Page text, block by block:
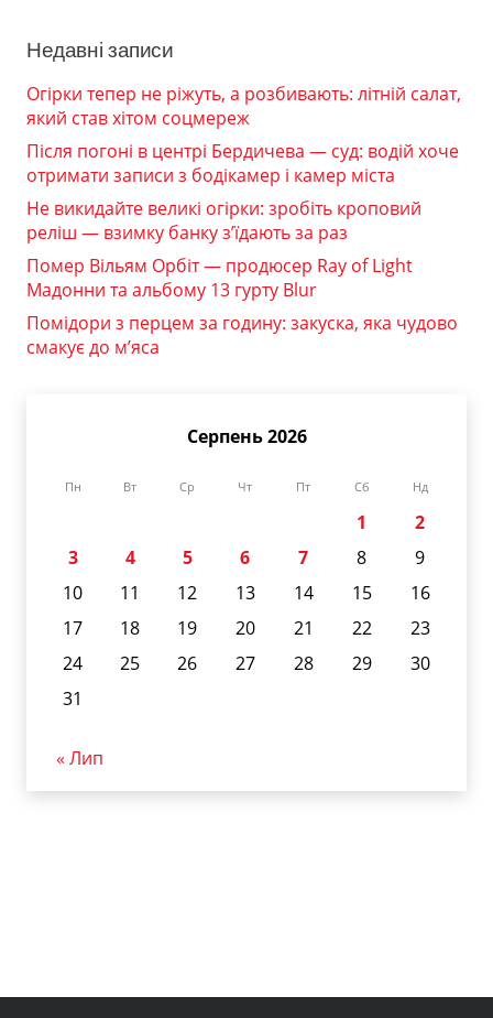
Недавні записи
Огірки тепер не ріжуть, а розбивають: літній салат,
який став хітом соцмереж
Після погоні в центрі Бердичева — суд: водій хоче
отримати записи з бодікамер і камер міста
Не викидайте великі огірки: зробіть кроповий
реліш — взимку банку з’їдають за раз
Помер Вільям Орбіт — продюсер Ray of Light
Мадонни та альбому 13 гурту Blur
Помідори з перцем за годину: закуска, яка чудово
смакує до м’яса
Серпень 2026
Пн Вт Ср Чт Пт Сб Нд
1
2
3
4 5 6 7 8
9
10
11 12 13 14 15
16
17
18 19 20 21 22
23
24
25 26 27 28 29
30
31
« Лип